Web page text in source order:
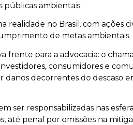
públicas ambientais.
realidade no Brasil, com ações
de metas ambientais.
frente para a advocacia: o
consumidores e
decorrentes do descaso
ser responsabilizadas nas
até penal por omissões na